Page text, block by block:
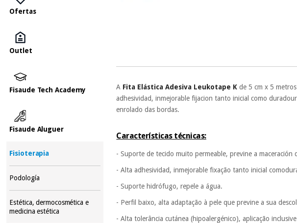
Ofertas
Outlet
Fisaude Tech Academy
Fisaude Aluguer
Fisioterapia
Podología
Estética, dermocosmética e
medicina estética
A Fita Elástica Adesiva Leukotape Kde 5 cm x 5
adhesividad, inmejorable fijacion tanto inicial como
enrolado das bordas.
Características técnicas:
- Suporte de tecido muito permeable, previne a maceración
- Alta adhesividad, inmejorable fixação tanto inicial
- Suporte hidrófugo, repele a água.
- Perfil baixo, alta adaptação à pele que previne a sua
- Alta tolerância cutánea (hipoalergénico), aplicação